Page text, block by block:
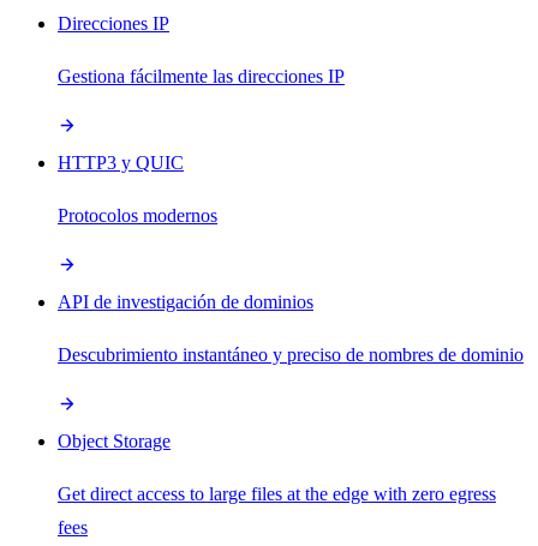
Direcciones IP
Gestiona fácilmente las direcciones IP
HTTP3 y QUIC
Protocolos modernos
API de investigación de dominios
Descubrimiento instantáneo y preciso de nombres de dominio
Object Storage
Get direct access to large files at the edge with zero egress
fees